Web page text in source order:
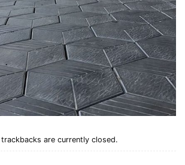
are currently closed.